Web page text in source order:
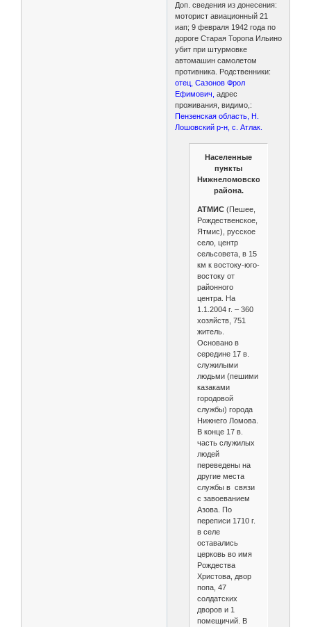
Доп. сведения из донесения:
моторист авиационный 21
иап; 9 февраля 1942 года по
дороге Старая Торопа Ильино
убит при штурмовке
автомашин самолетом
противника. Родственники:
отец, Сазонов Фрол
Ефимович, адрес
проживания, видимо,:
Пензенская область, Н.
Лошовский р-н, с. Атлак.
Населенные
пункты
Нижнеломовского
района.
АТМИС (Пешее,
Рождественское,
Ятмис), русское
село, центр
сельсовета, в 15
км к востоку-юго-
востоку от
районного
центра. На
1.1.2004 г. – 360
хозяйств, 751
житель.
Основано в
середине 17 в.
служилыми
людьми (пешими
казаками
городовой
службы) города
Нижнего Ломова.
В конце 17 в.
часть служилых
людей
переведены на
другие места
службы в связи
с завоеванием
Азова. По
переписи 1710 г.
в селе
оставались
церковь во имя
Рождества
Христова, двор
попа, 47
солдатских
дворов и 1
помещичий. В